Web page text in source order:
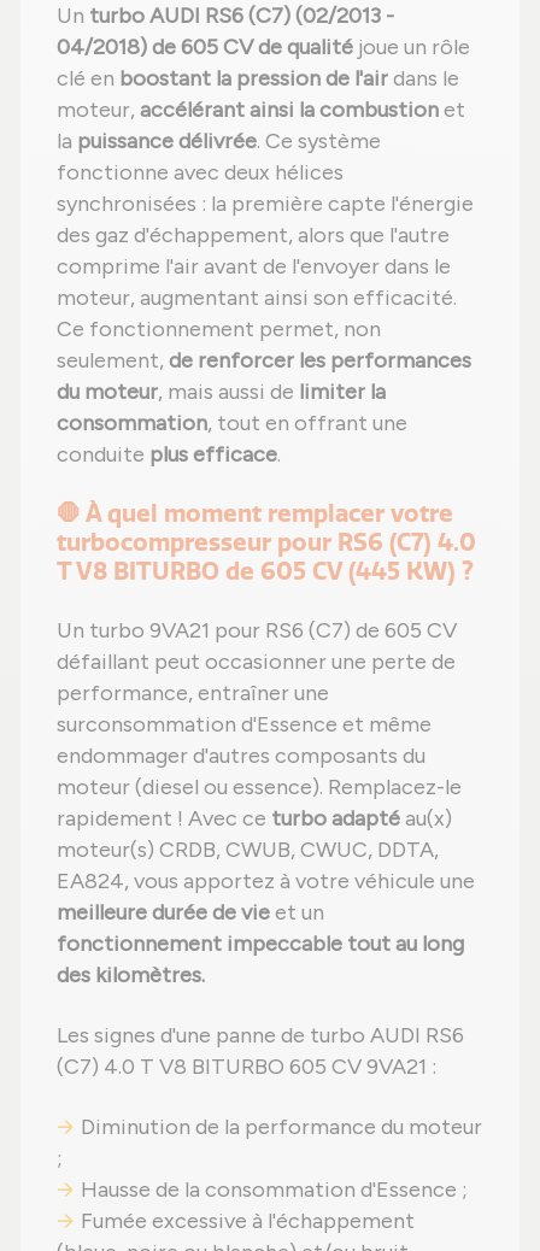
Un turbo AUDI RS6 (C7) (02/2013 -
04/2018) de 605 CV de qualité joue un rôle
clé en boostant la pression de l'airdans le
moteur, accélérant ainsi la combustionet
la puissance délivrée. Ce système
fonctionne avec deux hélices
synchronisées : la première capte l'énergie
des gaz d'échappement, alors que l'autre
comprime l'air avant de l'envoyer dans le
moteur, augmentant ainsi son efficacité.
Ce fonctionnement permet, non
seulement, de renforcer les performances
du moteur, mais aussi de limiter la
consommation, tout en offrant une
conduite plus efficace.
🛑 À quel moment remplacer votre
turbocompresseur pour RS6 (C7) 4.0
T V8 BITURBO de 605 CV (445 KW) ?
Un turbo 9VA21 pour RS6 (C7) de 605 CV
défaillant peut occasionner une perte de
performance, entraîner une
surconsommation d'Essence et même
endommager d'autres composants du
moteur (diesel ou essence). Remplacez-le
rapidement ! Avec ce turbo adaptéau(x)
moteur(s) CRDB, CWUB, CWUC, DDTA,
EA824, vous apportez à votre véhicule une
meilleure durée de vieet un
fonctionnement impeccable tout au long
des kilomètres.
Les signes d'une panne de turbo AUDI RS6
(C7) 4.0 T V8 BITURBO 605 CV 9VA21 :
Diminution de la performance du moteur
;
Hausse de la consommation d'Essence ;
Fumée excessive à l'échappement